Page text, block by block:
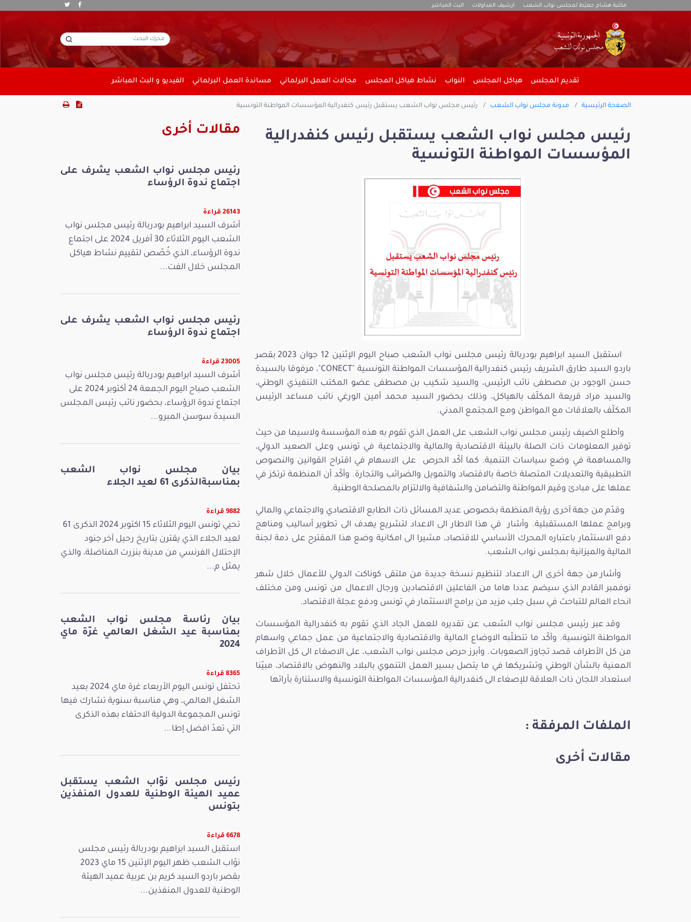
مكتبة هشام جعيّط لمجلس نواب الشعب أرشيف المداولات البث المباشر
تقديم المجلس هياكل المجلس النواب نشاط هياكل المجلس مجالات العمل البرلماني مساندة العمل البرلماني الفيديو و البث المباشر
الصفحة الرئيسية مدونة مجلس نواب الشعب رئيس مجلس نواب الشعب يستقبل رئيس كنفدرالية المؤسسات المواطنة التونسية
رئيس مجلس نواب الشعب يستقبل رئيس كنفدرالية
المؤسسات المواطنة التونسية
استقبل السيد ابراهيم بودربالة رئيس مجلس نواب الشعب صباح اليوم الإثنين 12 جوان 2023 بقصر
باردو السيد طارق الشريف رئيس كنفدرالية المؤسسات المواطنة التونسية "CONECT"، مرفوقا بالسيدة
حسن الوجود بن مصطفى نائب الرئيس، والسيد شكيب بن مصطفى عضو المكتب التنفيذي الوطني،
والسيد مراد قريعة المكلّف بالهياكل، وذلك بحضور السيد محمد أمين الورغي نائب مساعد الرئيس
المكلّف بالعلاقات مع المواطن ومع المجتمع المدني.
وأطلع الضيف رئيس مجلس نواب الشعب على العمل الذي تقوم به هذه المؤسسة ولاسيما من حيث
توفير المعلومات ذات الصلة بالبيئة الاقتصادية والمالية والاجتماعية في تونس وعلى الصعيد الدولي،
والمساهمة في وضع سياسات التنمية. كما أكّد الحرص على الاسهام في اقتراح القوانين والنصوص
التطبيقية والتعديلات المتصلة خاصة بالاقتصاد والتمويل والضرائب والتجارة. وأكّد أن المنظمة ترتكز في
عملها على مبادئ وقيم المواطنة والتضامن والشفافية والالتزام بالمصلحة الوطنية.
وقدّم من جهة أخرى رؤية المنظمة بخصوص عديد المسائل ذات الطابع الاقتصادي والاجتماعي والمالي
وبرامج عملها المستقبلية. وأشار في هذا الاطار الى الاعداد لتشريع يهدف الى تطوير أساليب ومناهج
دفع الاستثمار باعتباره المحرك الأساسي للاقتصاد، مشيرا الى امكانية وضع هذا المقترح على ذمة لجنة
المالية والميزانية بمجلس نواب الشعب.
وأشار من جهة أخرى الى الاعداد لتنظيم نسخة جديدة من ملتقى كوناكت الدولي للأعمال خلال شهر
نوفمبر القادم الذي سيضم عددا هاما من الفاعلين الاقتصادين ورجال الاعمال من تونس ومن مختلف
انحاء العالم للتباحث في سبل جلب مزيد من برامج الاستثمار في تونس ودفع عجلة الاقتصاد.
وقد عبر رئيس مجلس نواب الشعب عن تقديره للعمل الجاد الذي تقوم به كنفدرالية المؤسسات
المواطنة التونسية. وأكّد ما تتطلّبه الاوضاع المالية والاقتصادية والاجتماعية من عمل جماعي واسهام
من كل الأطراف قصد تجاوز الصعوبات. وأبرز حرص مجلس نواب الشعب، على الاصغاء الى كل الأطراف
المعنية بالشأن الوطني وتشريكها في ما يتصل بسير العمل التنموي بالبلاد والنهوض بالاقتصاد، مبيّنا
استعداد اللجان ذات العلاقة للإصغاء الى كنفدرالية المؤسسات المواطنة التونسية والاستنارة بآرائها
الملفات المرفقة :
مقالات أخرى
مقالات أخرى
رئيس مجلس نواب الشعب يشرف على
اجتماع ندوة الرؤساء
26143 قراءة
أشرف السيد ابراهيم بودربالة رئيس مجلس نواب
الشعب اليوم الثلاثاء 30 أفريل 2024 على اجتماع
ندوة الرؤساء، الذي خُصّص لتقييم نشاط هياكل
المجلس خلال الفت...
رئيس مجلس نواب الشعب يشرف على
اجتماع ندوة الرؤساء
23005 قراءة
أشرف السيد ابراهيم بودربالة رئيس مجلس نواب
الشعب صباح اليوم الجمعة 24 أكتوبر 2024 على
اجتماع ندوة الرؤساء، بحضور نائب رئيس المجلس
السيدة سوسن المبرو...
بيان مجلس نواب الشعب
بمناسبةالذكرى 61 لعيد الجلاء
9882 قراءة
تحيي تونس اليوم الثلاثاء 15 اكتوبر 2024 الذكرى 61
لعيد الجلاء الذي يقترن بتاريخ رحيل آخر جنود
الإحتلال الفرنسي من مدينة بنزرت المناضلة، والذي
يمثل م...
بيان رئاسة مجلس نواب الشعب
بمناسبة عيد الشغل العالمي غرّة ماي
2024
8365 قراءة
تحتفل تونس اليوم الأربعاء غرة ماي 2024 بعيد
الشغل العالمي، وهي مناسبة سنوية تشارك فيها
تونس المجموعة الدولية الاحتفاء بهذه الذكرى
التي تعدّ افضل إطا...
رئيس مجلس نوّاب الشعب يستقبل
عميد الهيئة الوطنية للعدول المنفذين
بتونس
6678 قراءة
استقبل السيد ابراهيم بودربالة رئيس مجلس
نوّاب الشعب ظهر اليوم الإثنين 15 ماي 2023
بقصر باردو السيد كريم بن عربية عميد الهيئة
الوطنية للعدول المنفذين...